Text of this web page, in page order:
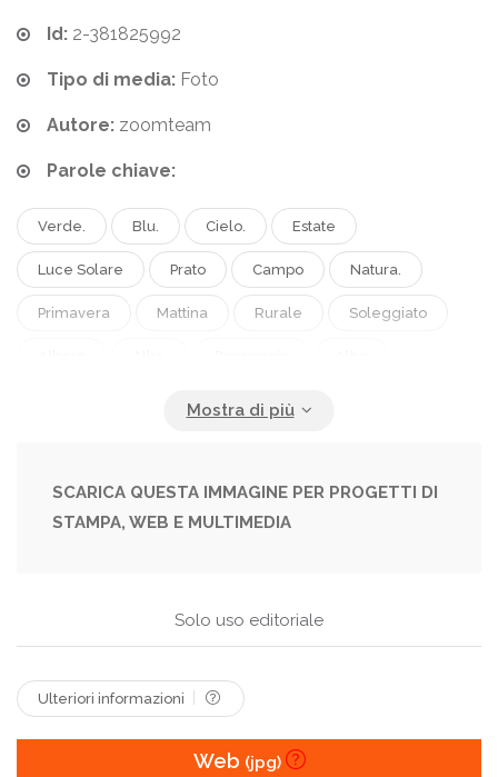
Id: 2-381825992
Tipo di media: Foto
Autore: zoomteam
Parole chiave:
Verde. Blu. Cielo. Estate
Luce Solare Prato Campo Natura.
Primavera Mattina Rurale Soleggiato
Idilliaco Calma
Campagna Pittoresco Scenario Umore
Italia Italiano Panorama
Misterioso Toscana
SCARICA QUESTA IMMAGINE PER PROGETTI DI
STAMPA, WEB E MULTIMEDIA
Solo uso editoriale
Ulteriori informazioni
Web (jpg)